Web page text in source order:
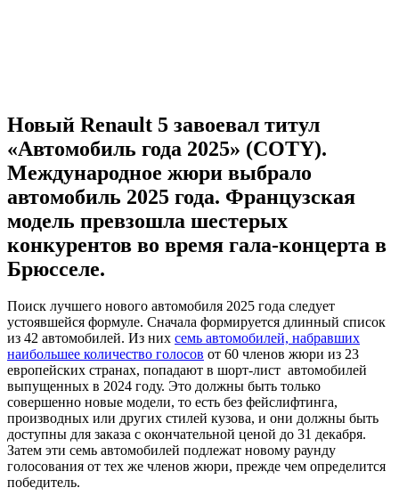
Новый Renault 5 завоевал титул
«Автомобиль года 2025» (COTY).
Международное жюри выбрало
автомобиль 2025 года. Французская
модель превзошла шестерых
конкурентов во время гала-концерта в
Брюсселе.
Поиск лучшего нового автомобиля 2025 года следует
устоявшейся формуле. Сначала формируется длинный список
из 42 автомобилей. Из них семь автомобилей, набравших
наибольшее количество голосов от 60 членов жюри из 23
европейских странах, попадают в шорт-лист автомобилей
выпущенных в 2024 году. Это должны быть только
совершенно новые модели, то есть без фейслифтинга,
производных или других стилей кузова, и они должны быть
доступны для заказа с окончательной ценой до 31 декабря.
Затем эти семь автомобилей подлежат новому раунду
голосования от тех же членов жюри, прежде чем определится
победитель.